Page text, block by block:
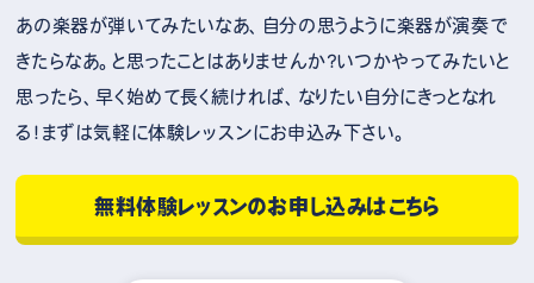
あの楽器が弾いてみたいなあ、自分の思うように楽器が演奏で
きたらなあ。と思ったことはありませんか？いつかやってみたいと
思ったら、早く始めて長く続ければ、なりたい自分にきっとなれ
る！まずは気軽に体験レッスンにお申込み下さい。
無料体験レッスンのお申し込みはこちら